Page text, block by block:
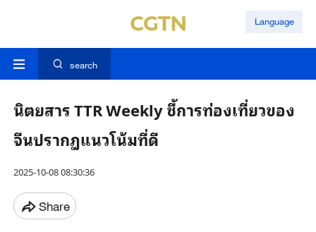
Language
search
นิตยสาร TTR Weekly ชี้การท่องเที่ยวของ
จีนปรากฏแนวโน้มที่ดี
2025-10-08 08:30:36
Share